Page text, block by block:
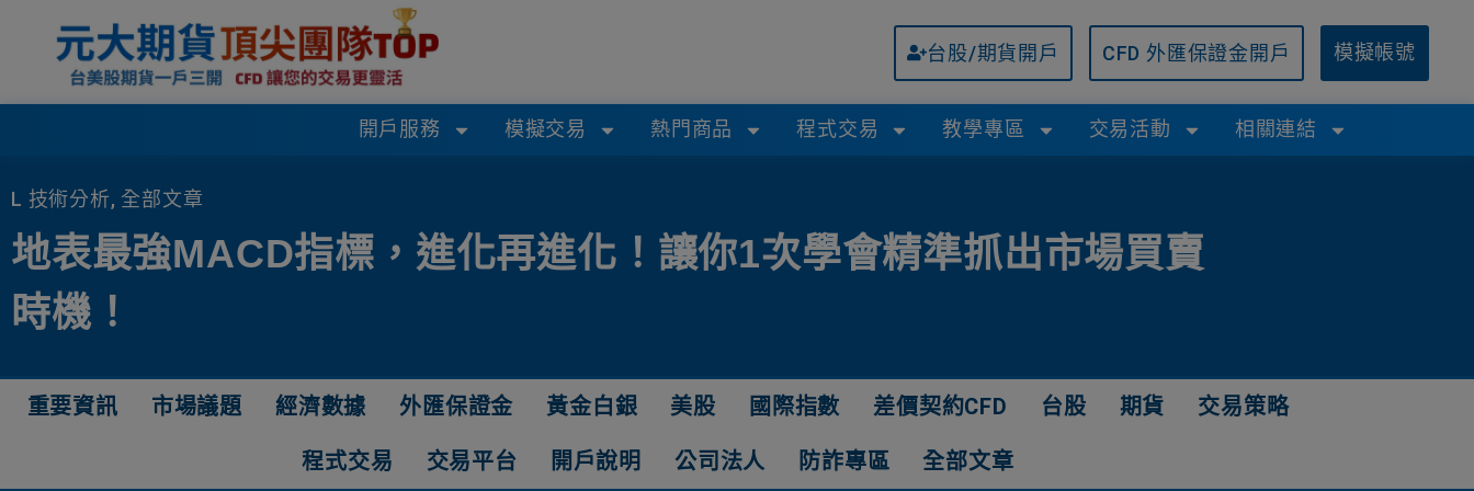
台股/期貨開戶 CFD 外匯保證金開戶 模擬帳號
開戶服務 模擬交易 熱門商品 程式交易 教學專區 交易活動 相關連結
L 技術分析, 全部文章
地表最強MACD指標，進化再進化！讓你1次學會精準抓出市場買賣
時機！
重要資訊 市場議題 經濟數據 外匯保證金 黃金白銀 美股 國際指數 差價契約CFD 台股 期貨 交易策略
程式交易 交易平台 開戶說明 公司法人 防詐專區 全部文章